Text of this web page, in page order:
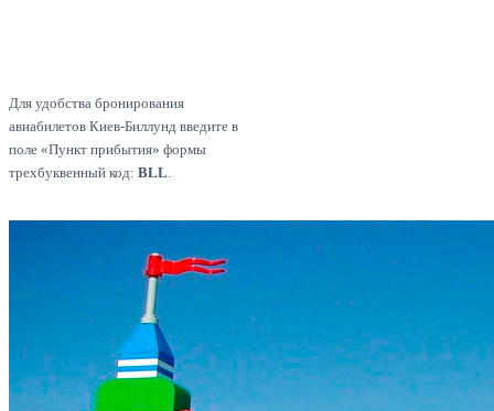
Для удобства бронирования
авиабилетов Киев-Биллунд введите в
поле «Пункт прибытия» формы
трехбуквенный код: BLL